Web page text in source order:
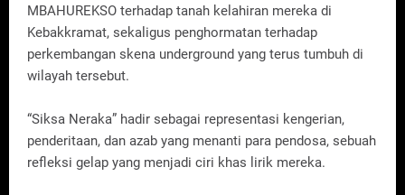
MBAHUREKSO terhadap tanah kelahiran mereka di
Kebakkramat, sekaligus penghormatan terhadap
perkembangan skena underground yang terus tumbuh di
wilayah tersebut.
“Siksa Neraka” hadir sebagai representasi kengerian,
penderitaan, dan azab yang menanti para pendosa, sebuah
refleksi gelap yang menjadi ciri khas lirik mereka.